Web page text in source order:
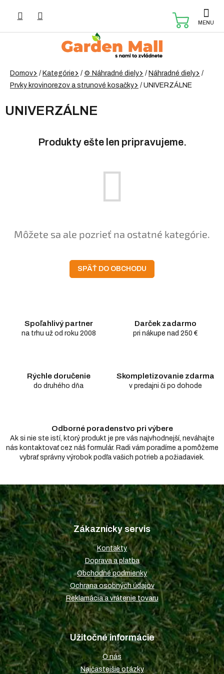
Domov / Kategórie / ⚙️ Náhradné diely / Náhradné diely
/
Prvky krovinorezov a strunové kosačky
/ UNIVERZÁLNE
UNIVERZÁLNE
Produkty ešte len pripravujeme.
Môžete sa ale pozrieť na ostatné kategórie.
SPÄŤ DO OBCHODU
Spoľahlivý partner
na trhu už od roku 2008
Darček zadarmo
pri nákupe nad 250 €
Rýchle doručenie
do druhého dňa
Skompletizovanie zdarma
v predajni či po dohode
Odborné poradenstvo pri výbere
Ak si nie ste istí, ktorý produkt je pre vás najvhodnejší, neváhajte
nás kontaktovať cez náš formulár. Radi vám poradíme a pomôžeme
vybrať správny výrobok podľa vašich potrieb a požiadaviek.
Z
á
p
ä
t
i
e
Zákaznícky servis
Kontakty
Doprava a platba
Obchodné podmienky
Ochrana osobných údajov
Reklamácia a vrátenie tovaru
Užitočné informácie
O nás
Najčastejšie otázky